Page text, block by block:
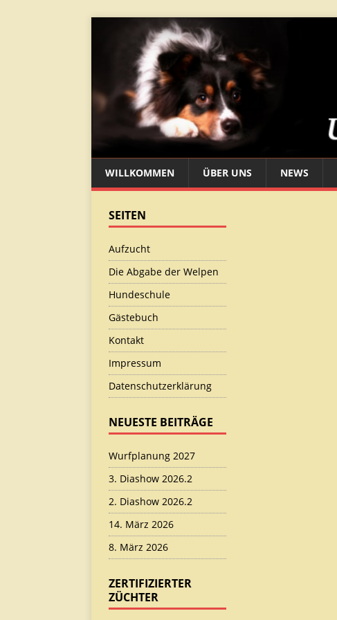
WILLKOMMEN ÜBER UNS NEWS
SEITEN
Aufzucht
Die Abgabe der Welpen
Hundeschule
Gästebuch
Kontakt
Impressum
Datenschutzerklärung
NEUESTE BEITRÄGE
Wurfplanung 2027
3. Diashow 2026.2
2. Diashow 2026.2
14. März 2026
8. März 2026
ZERTIFIZIERTER
ZÜCHTER